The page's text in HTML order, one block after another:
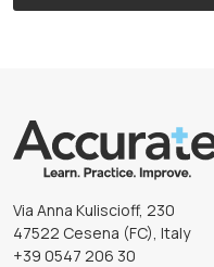
Via Anna Kuliscioff, 230
47522 Cesena (FC), Italy
+39 0547 206 30